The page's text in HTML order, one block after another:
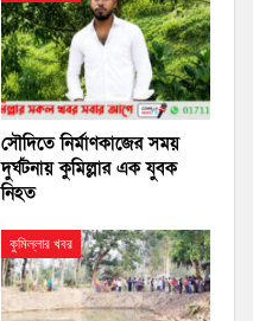
সৌদিতে নির্মাণকাজের সময়
দুর্ঘটনায় কুমিল্লার এক যুবক
নিহত
কুমিল্লার খবর